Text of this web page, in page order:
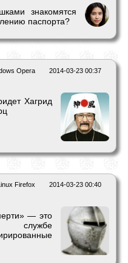
знакомятся
паспорта?
2014-03-23 00:37
Opera
Хагрид
2014-03-23 00:40
Linux Firefox
— это
службе